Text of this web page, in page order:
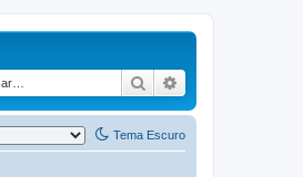
Pesquisar
Tema Escuro